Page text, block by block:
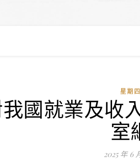
星期四
國就業及收
室
2025 年 6